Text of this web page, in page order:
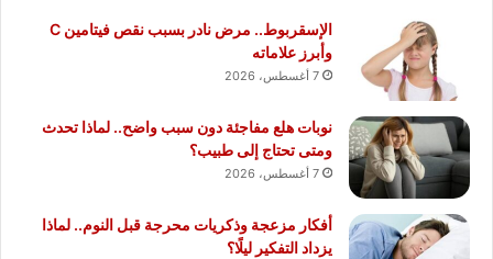
الإسقربوط.. مرض نادر بسبب نقص فيتامين C
وأبرز علاماته
7 أغسطس، 2026
نوبات هلع مفاجئة دون سبب واضح.. لماذا تحدث
ومتى تحتاج إلى طبيب؟
7 أغسطس، 2026
أفكار مزعجة وذكريات محرجة قبل النوم.. لماذا
يزداد التفكير ليلًا؟